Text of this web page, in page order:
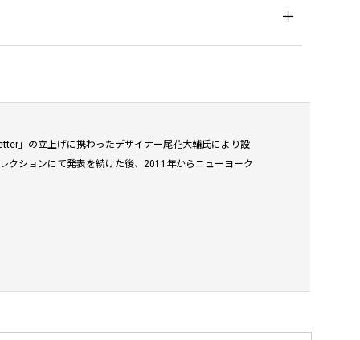
」の立上げに携わったデザイナー尾花大輔氏により設
クションにて発表を続けた後、2011年からニューヨーク